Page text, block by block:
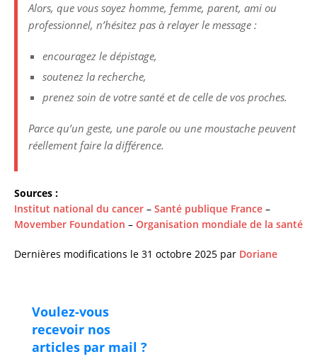
Alors, que vous soyez homme, femme, parent, ami ou
professionnel, n’hésitez pas à relayer le message :
encouragez le dépistage,
soutenez la recherche,
prenez soin de votre santé et de celle de vos proches.
Parce qu’un geste, une parole ou une moustache peuvent
réellement faire la différence.
Sources :
Institut national du cancer – Santé publique France –
Movember Foundation – Organisation mondiale de la santé
Dernières modifications le 31 octobre 2025 par Doriane
Voulez-vous
recevoir nos
articles par mail ?